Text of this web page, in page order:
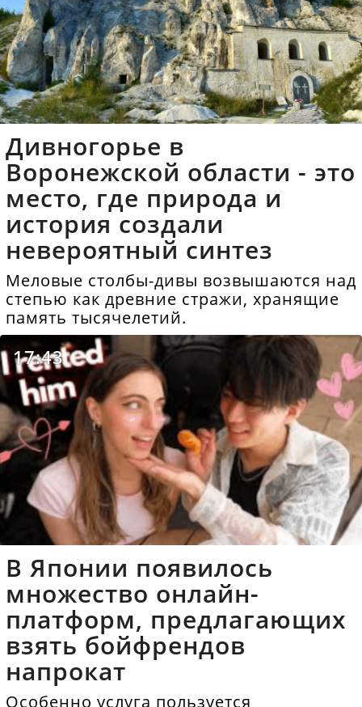
Дивногорье в
Воронежской области - это
место, где природа и
история создали
невероятный синтез
Меловые столбы-дивы возвышаются над
степью как древние стражи, хранящие
память тысячелетий.
17:43
В Японии появилось
множество онлайн-
платформ, предлагающих
взять бойфрендов
напрокат
Особенно услуга пользуется